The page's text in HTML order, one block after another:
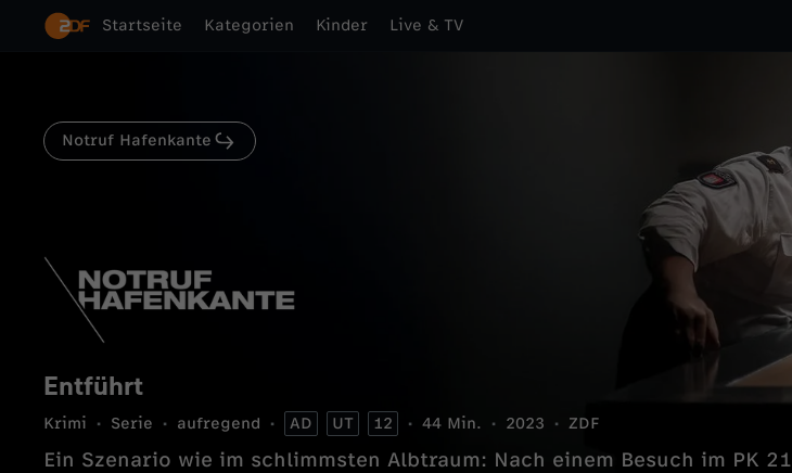
Startseite Kategorien Kinder Live & TV
Notruf Hafenkante
Entführt
Krimi Serie aufregend AD UT 12 44 Min. 2023 ZDF
Ein Szenario wie im schlimmsten Albtraum: Nach einem Besuch im PK 21